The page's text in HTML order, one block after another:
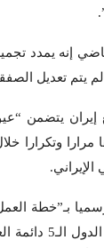
لم يتم تعديل
يتضمن
مرارا وتكرارا
ومجموعة “5